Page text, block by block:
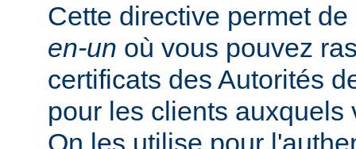
Cette directive permet
en-un où vous pouvez
certificats des Autorités
pour les clients auxquels
On les utilise pour